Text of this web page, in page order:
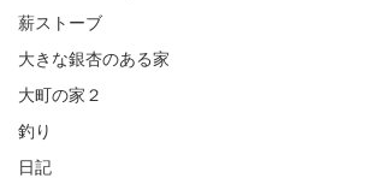
薪ストーブ
大きな銀杏のある家
大町の家２
釣り
日記